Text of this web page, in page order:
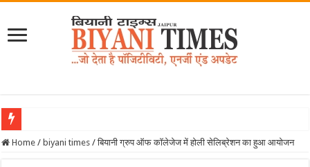
साकुरा साइंस प्रोग्राम-2026 के तहत जापान रवाना हुई बियानी ग्रुप ऑफ कॉलेजेज की छात्राएं
Home / biyani times / बियानी ग्रुप ऑफ कॉलेजेज में होली सेलिब्रेशन का हुआ आयोजन